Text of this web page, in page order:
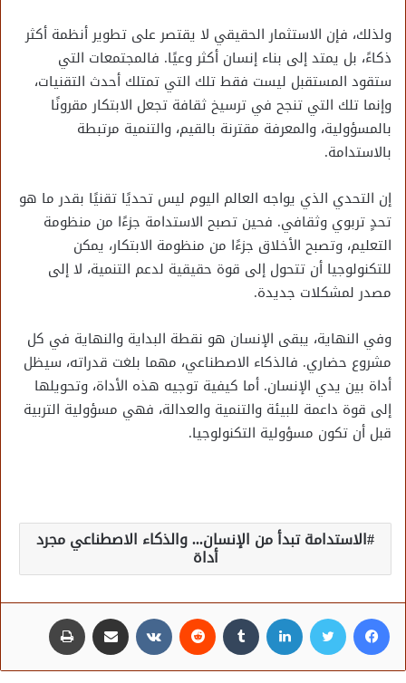
ولذلك، فإن الاستثمار الحقيقي لا يقتصر على تطوير أنظمة أكثر
ذكاءً، بل يمتد إلى بناء إنسان أكثر وعيًا. فالمجتمعات التي
ستقود المستقبل ليست فقط تلك التي تمتلك أحدث التقنيات،
وإنما تلك التي تنجح في ترسيخ ثقافة تجعل الابتكار مقرونًا
بالمسؤولية، والمعرفة مقترنة بالقيم، والتنمية مرتبطة
بالاستدامة.
إن التحدي الذي يواجه العالم اليوم ليس تحديًا تقنيًا بقدر ما هو
تحدٍ تربوي وثقافي. فحين تصبح الاستدامة جزءًا من منظومة
التعليم، وتصبح الأخلاق جزءًا من منظومة الابتكار، يمكن
للتكنولوجيا أن تتحول إلى قوة حقيقية لدعم التنمية، لا إلى
مصدر لمشكلات جديدة.
وفي النهاية، يبقى الإنسان هو نقطة البداية والنهاية في كل
مشروع حضاري. فالذكاء الاصطناعي، مهما بلغت قدراته، سيظل
أداة بين يدي الإنسان. أما كيفية توجيه هذه الأداة، وتحويلها
إلى قوة داعمة للبيئة والتنمية والعدالة، فهي مسؤولية التربية
قبل أن تكون مسؤولية التكنولوجيا.
الاستدامة تبدأ من الإنسان... والذكاء الاصطناعي مجرد
أداة
فيسبوك تويتر لينكدإن مشاركة عبر البريد